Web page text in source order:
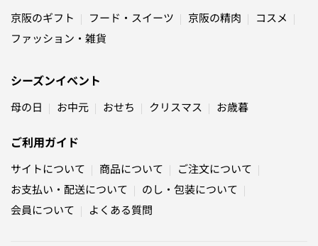
京阪のギフト フード・スイーツ 京阪の精肉
コスメ
ファッション・雑貨
シーズンイベント
母の日 お中元 おせち クリスマス お歳暮
ご利用ガイド
サイトについて 商品について
ご注文について
お支払い・配送について
のし・包装について
会員について
よくある質問